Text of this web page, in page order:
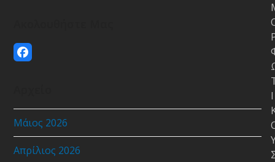
Facebook
Μάιος 2026
Απρίλιος 2026
Ι